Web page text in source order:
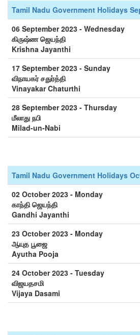
Tamil Nadu Government Holidays
06 September 2023 - Wednesday
கிருஷ்ண ஜெயந்தி
Krishna Jayanthi
17 September 2023 - Sunday
விநாயகர் சதுர்த்தி
Vinayakar Chaturthi
28 September 2023 - Thursday
மீலாது நபி
Milad-un-Nabi
Tamil Nadu Government Holidays
02 October 2023 - Monday
காந்தி ஜெயந்தி
Gandhi Jayanthi
23 October 2023 - Monday
ஆயுத பூஜை
Ayutha Pooja
24 October 2023 - Tuesday
விஜயதசமி
Vijaya Dasami